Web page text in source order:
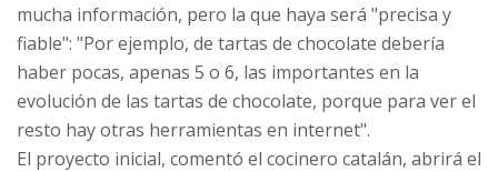
mucha información, pero la que haya será "precisa y
fiable": "Por ejemplo, de tartas de chocolate debería
haber pocas, apenas 5 o 6, las importantes en la
evolución de las tartas de chocolate, porque para ver el
resto hay otras herramientas en internet".
El proyecto inicial, comentó el cocinero catalán, abrirá el